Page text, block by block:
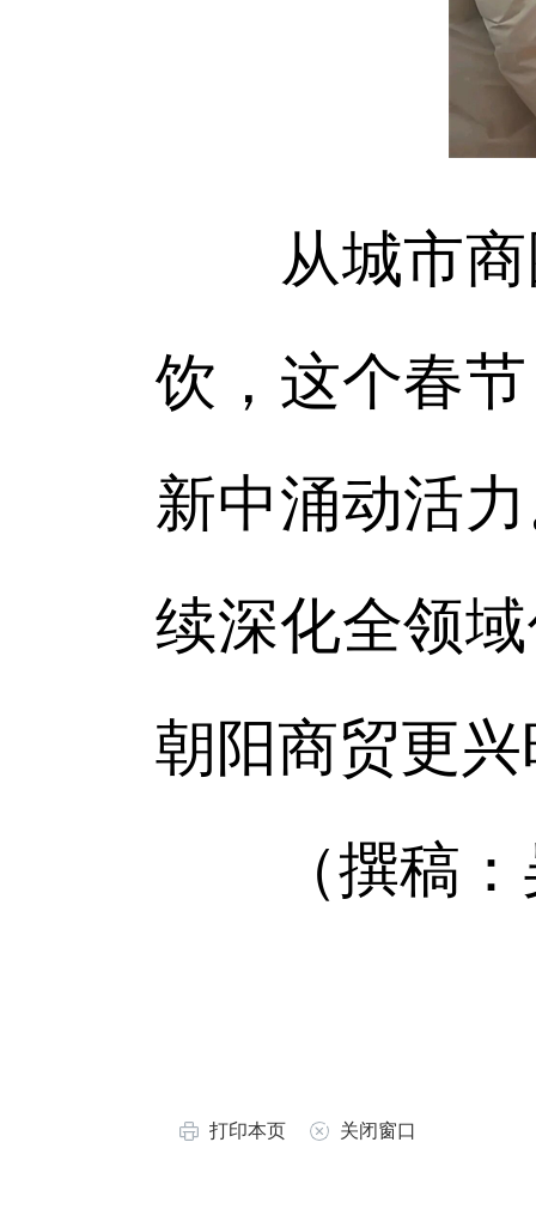
从城市商
饮，这个春
新中涌动活
续深化全领
朝阳商贸更
（撰稿：
打印本页 关闭窗口